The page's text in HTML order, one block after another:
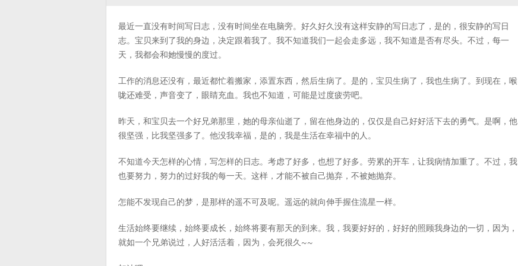
最近一直没有时间写日志，没有时间坐在电脑旁。好久好久没有这样安静的写日志了，是的，很安静的写日
志。宝贝来到了我的身边，决定跟着我了。我不知道我们一起会走多远，我不知道是否有尽头。不过，每一
天，我都会和她慢慢的度过。
工作的消息还没有，最近都忙着搬家，添置东西，然后生病了。是的，宝贝生病了，我也生病了。到现在，喉
咙还难受，声音变了，眼睛充血。我也不知道，可能是过度疲劳吧。
昨天，和宝贝去一个好兄弟那里，她的母亲仙逝了，留在他身边的，仅仅是自己好好活下去的勇气。是啊，他
很坚强，比我坚强多了。他没我幸福，是的，我是生活在幸福中的人。
不知道今天怎样的心情，写怎样的日志。考虑了好多，也想了好多。劳累的开车，让我病情加重了。不过，我
也要努力，努力的过好我的每一天。这样，才能不被自己抛弃，不被她抛弃。
怎能不发现自己的梦，是那样的遥不可及呢。遥远的就向伸手握住流星一样。
生活始终要继续，始终要成长，始终将要有那天的到来。我，我要好好的，好好的照顾我身边的一切，因为，
就如一个兄弟说过，人好活活着，因为，会死很久~~